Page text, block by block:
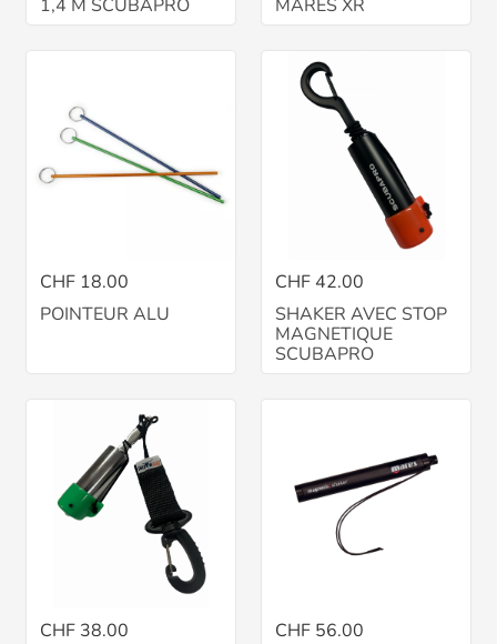
1,4 M SCUBAPRO MARES XR
CHF 18.00
POINTEUR ALU
CHF 42.00
SHAKER AVEC STOP
MAGNETIQUE
SCUBAPRO
CHF 38.00
CHF 56.00